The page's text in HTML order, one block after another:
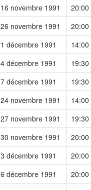
16 novembre 1991
20:00
26 novembre 1991
20:00
1 décembre 1991
14:00
4 décembre 1991
19:30
7 décembre 1991
19:30
24 novembre 1991
14:00
27 novembre 1991
19:30
30 novembre 1991
20:00
3 décembre 1991
20:00
6 décembre 1991
20:00